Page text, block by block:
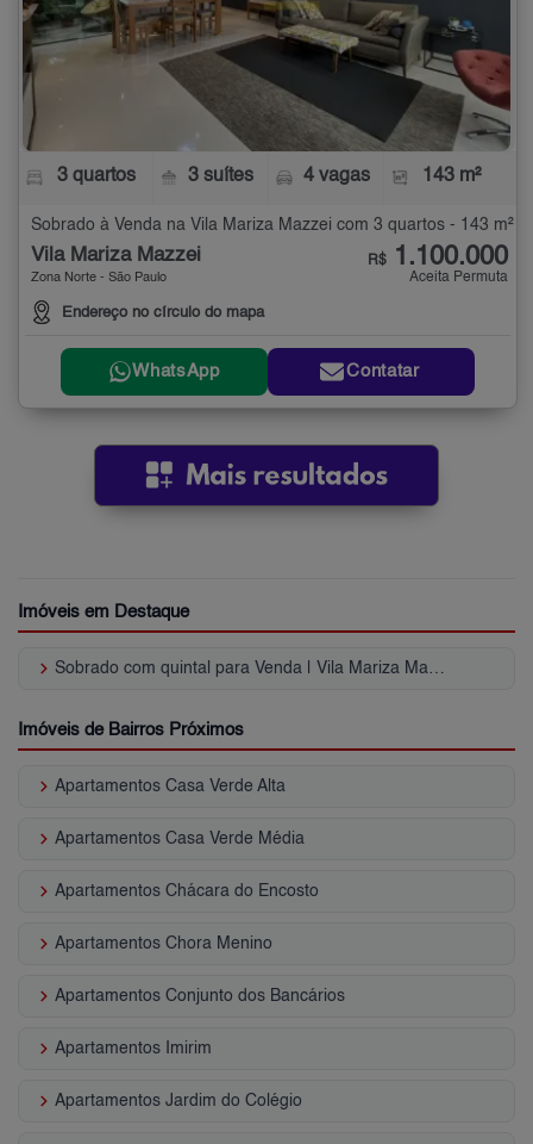
3 quartos 3 suítes 4 vagas 143 m²
Sobrado à Venda na Vila Mariza Mazzei com 3 quartos - 143 m²
Vila Mariza Mazzei
Zona Norte - São Paulo
Endereço no círculo do mapa
R$ 1.100.000
Aceita Permuta
WhatsApp Contatar
Imóveis em Destaque
keyboard_arrow_right
Imóveis de Bairros Próximos
keyboard_arrow_right Apartamentos Casa Verde Alta
keyboard_arrow_right Apartamentos Casa Verde Média
keyboard_arrow_right Apartamentos Chácara do Encosto
keyboard_arrow_right Apartamentos Chora Menino
keyboard_arrow_right Apartamentos Conjunto dos Bancários
keyboard_arrow_right Apartamentos Imirim
keyboard_arrow_right Apartamentos Jardim do Colégio